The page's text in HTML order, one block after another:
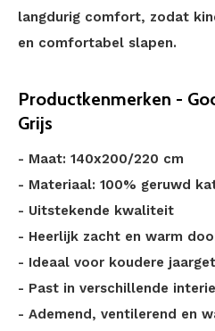
langdurig comfort, zodat
en comfortabel slapen.
Productkenmerken -
Grijs
- Maat: 140x200/220 cm
- Materiaal: 100% geruwd
- Uitstekende kwaliteit
- Heerlijk zacht en warm
- Ideaal voor koudere
- Past in verschillende
- Ademend, ventilerend en